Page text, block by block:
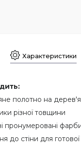
Характеристики
полотно на
різної товщини
пронумеровані
до стіни для